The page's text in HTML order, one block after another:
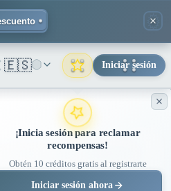
🇪🇸 Iniciar sesión
¡Inicia sesión para reclamar
recompensas!
Obtén 10 créditos gratis al registrarte
Iniciar sesión ahora
del Agente
Lovart